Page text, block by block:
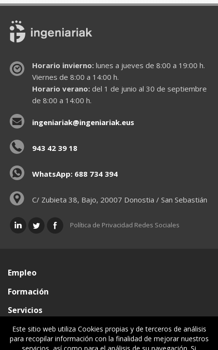
Horario invierno:lunes a jueves de 8:00 a 19:00 h.
Viernes de 8:00 a 14:00 h.
Horario verano:del 1 de junio al 30 de septiembre
de 8:00 a 14:00 h.
ingeniariak@ingeniariak.eus
943 42 39 18
WhatsApp: 688 734 394
C/ Zubieta 38, Bajo, 20007 Donostia / San Sebastián
Política de Privacidad Redes Sociales
Empleo
Formación
Servicios
Conócenos
Visado de documentos
Este sitio web utiliza Cookies propias y de terceros de análisis
para recopilar información con la finalidad de mejorar nuestros